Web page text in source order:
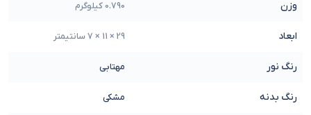
وزن 0.790 کیلوگرم
ابعاد 29 × 11 × 7 سانتیمتر
رنگ نور مهتابی
رنگ بدنه مشکی